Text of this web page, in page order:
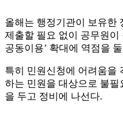
올해는 행정기관이 보유한
제출할 필요 없이 공무원이
공동이용’ 확대에 역점을
특히 민원신청에 어려움을
하는 민원을 대상으로 불
을 두고 정비에 나선다.